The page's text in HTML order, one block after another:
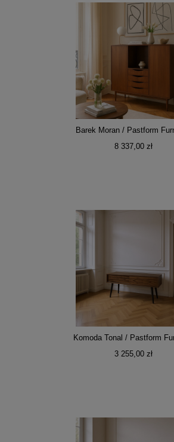
Barek Moran / Pastform
8 337,00 zł
Komoda Tonal / Pastform
3 255,00 zł